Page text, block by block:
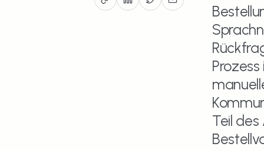
Teil